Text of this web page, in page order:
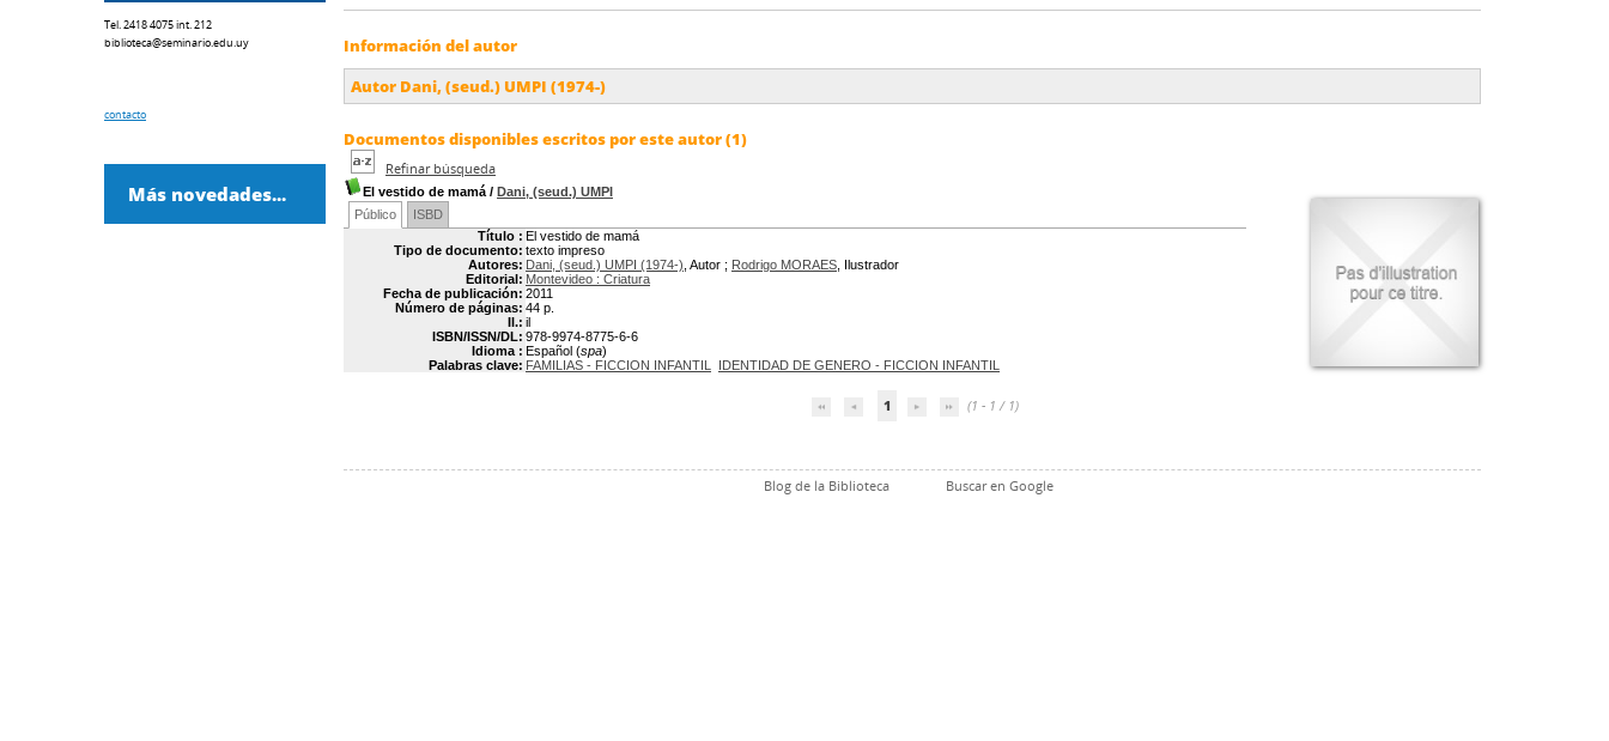
Información del autor
Autor Dani, (seud.) UMPI (1974-)
Documentos disponibles escritos por este autor (1)
Refinar búsqueda
El vestido de mamá / Dani, (seud.) UMPI
Público
ISBD
Título : El vestido de mamá
Tipo de documento: texto impreso
Autores: Dani, (seud.) UMPI (1974-) , Autor ; Rodrigo MORAES , Ilustrador
Editorial: Montevideo : Criatura
Fecha de publicación: 2011
Número de páginas: 44 p.
Il.: il
ISBN/ISSN/DL: 978-9974-8775-6-6
Idioma : Español (spa)
Palabras clave: FAMILIAS - FICCION INFANTIL IDENTIDAD DE GENERO - FICCION INFANTIL
1 (1 - 1 / 1)
Blog de la Biblioteca Buscar en Google
Tel. 2418 4075 int. 212
biblioteca@seminario.edu.uy
contacto
Más novedades...